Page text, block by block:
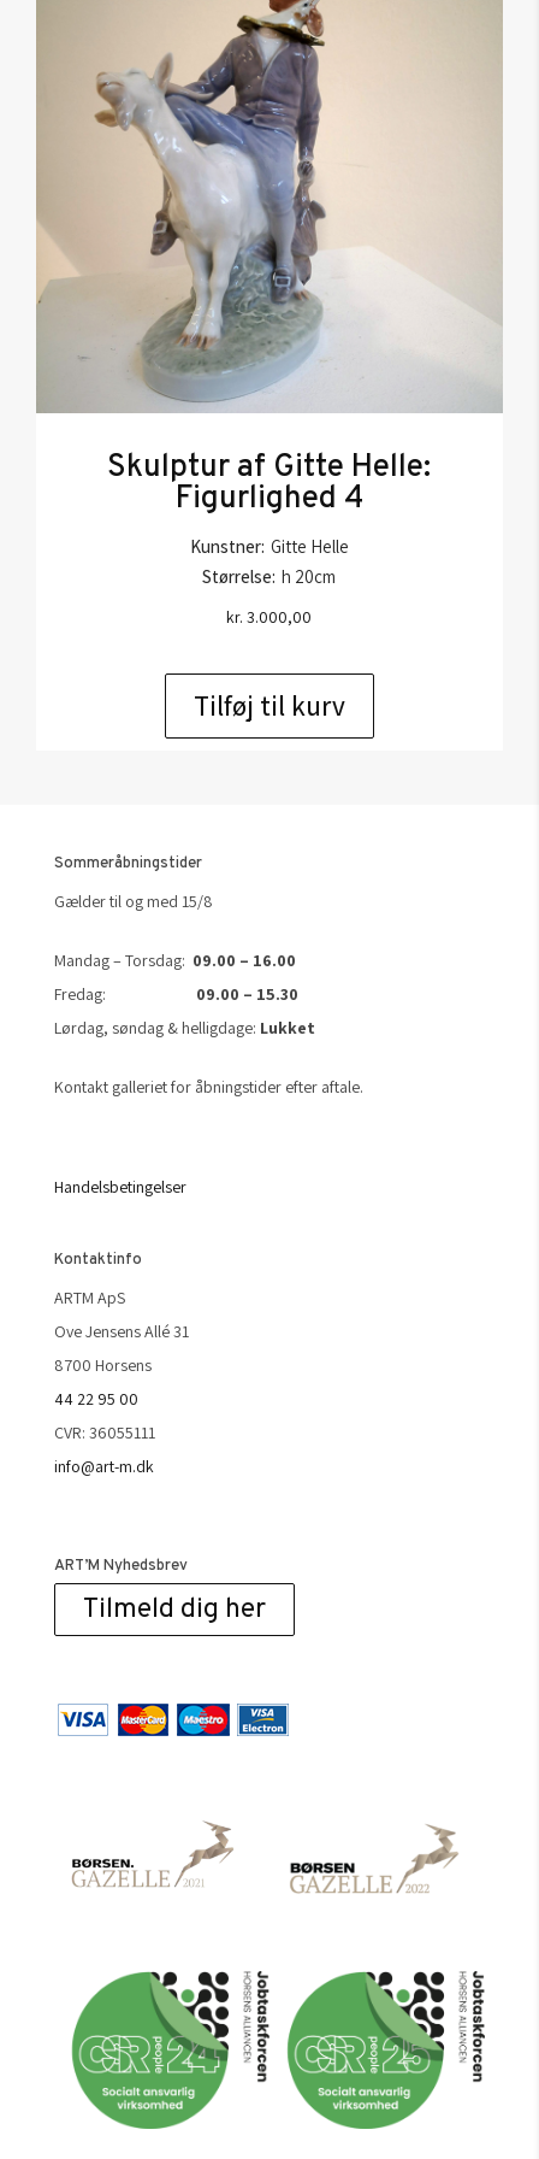
Skulptur af Gitte Helle:
Figurlighed 4
Kunstner: Gitte Helle
Størrelse: h 20cm
kr. 3.000,00
Tilføj til kurv
Sommeråbningstider
Gælder til og med 15/8
Mandag – Torsdag: 09.00 – 16.00
Fredag: 09.00 – 15.30
Lørdag, søndag & helligdage: Lukket
Kontakt galleriet for åbningstider efter aftale.
Handelsbetingelser
Kontaktinfo
ARTM ApS
Ove Jensens Allé 31
8700 Horsens
44 22 95 00
CVR: 36055111
info@art-m.dk
ART’M Nyhedsbrev
Tilmeld dig her